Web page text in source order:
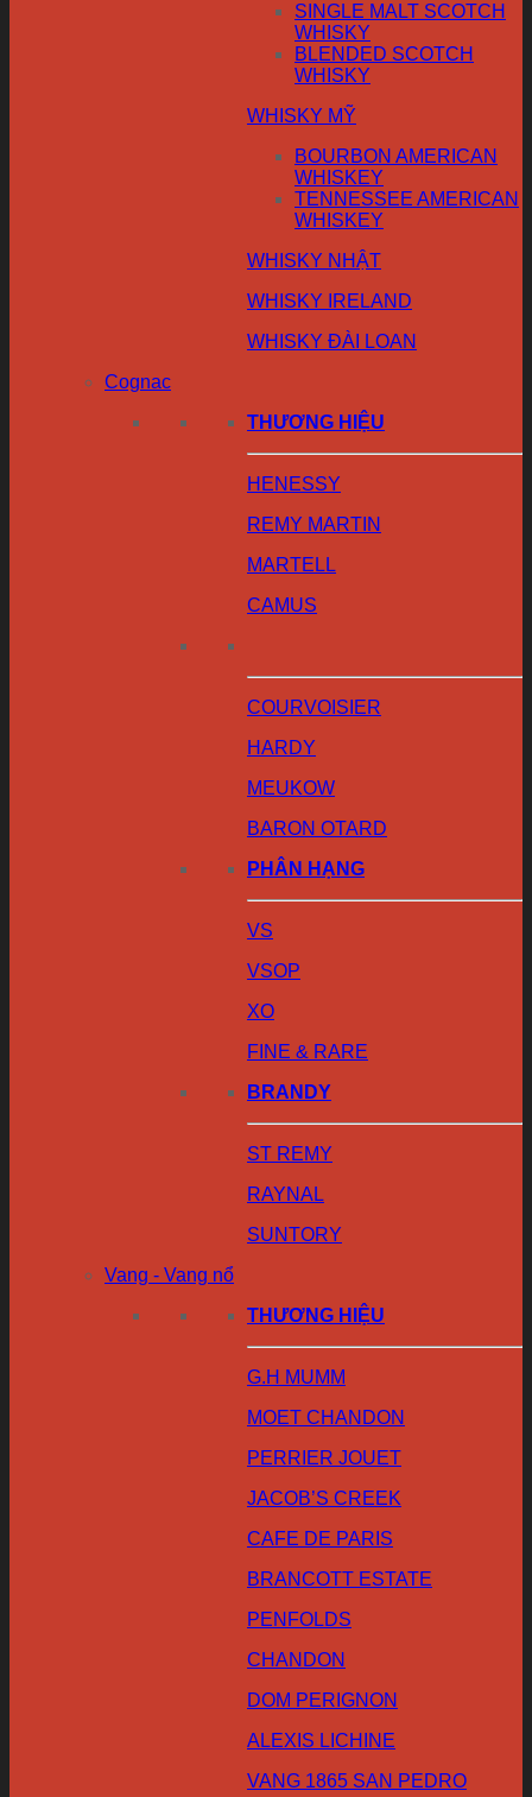
SINGLE MALT SCOTCH
WHISKY
BLENDED SCOTCH
WHISKY
WHISKY MỸ
BOURBON AMERICAN
WHISKEY
TENNESSEE AMERICAN
WHISKEY
WHISKY NHẬT
WHISKY IRELAND
WHISKY ĐÀI LOAN
Cognac
THƯƠNG HIỆU
HENESSY
REMY MARTIN
MARTELL
CAMUS
COURVOISIER
HARDY
MEUKOW
BARON OTARD
PHÂN HẠNG
VS
VSOP
XO
FINE & RARE
BRANDY
ST REMY
RAYNAL
SUNTORY
Vang - Vang nổ
THƯƠNG HIỆU
G.H MUMM
MOET CHANDON
PERRIER JOUET
JACOB’S CREEK
CAFE DE PARIS
BRANCOTT ESTATE
PENFOLDS
CHANDON
DOM PERIGNON
ALEXIS LICHINE
VANG 1865 SAN PEDRO